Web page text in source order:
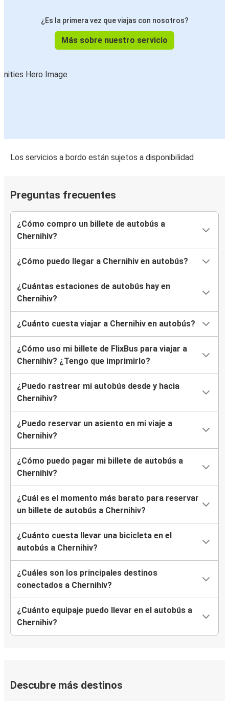
¿Es la primera vez que viajas con nosotros?
Más sobre nuestro servicio
Los servicios a bordo están sujetos a disponibilidad
Preguntas frecuentes
¿Cómo compro un billete de autobús a
Chernihiv?
¿Cómo puedo llegar a Chernihiv en autobús?
¿Cuántas estaciones de autobús hay en
Chernihiv?
¿Cuánto cuesta viajar a Chernihiv en autobús?
¿Cómo uso mi billete de FlixBus para viajar a
Chernihiv? ¿Tengo que imprimirlo?
¿Puedo rastrear mi autobús desde y hacia
Chernihiv?
¿Puedo reservar un asiento en mi viaje a
Chernihiv?
¿Cómo puedo pagar mi billete de autobús a
Chernihiv?
¿Cuál es el momento más barato para reservar
un billete de autobús a Chernihiv?
¿Cuánto cuesta llevar una bicicleta en el
autobús a Chernihiv?
¿Cuáles son los principales destinos
conectados a Chernihiv?
¿Cuánto equipaje puedo llevar en el autobús a
Chernihiv?
Descubre más destinos